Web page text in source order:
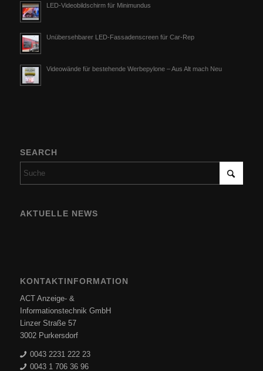
LED-Videobildschirm für Minimundus
Unübersehbarer LED-Fassadenscreen für Car-Rep
Videowände für bestehende Werbepylone – Aus Alt mach Neu
SEARCH
AKTUELLE NEWS
KONTAKTINFORMATION
ACT Anzeige- &
Informationstechnik GmbH
Linzer Straße 57
3002 Purkersdorf
0043 2231 222 23
0043 1 706 36 96